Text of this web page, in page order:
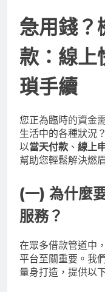
急用錢？
款：線上
瑣手續
您正為臨時的資金
生活中的各種狀況
以當天付款、 線上
幫助您輕鬆解決燃
(一) 為什麼
服務？
在眾多借款管道中
平台至關重要。我
量身打造，提供以